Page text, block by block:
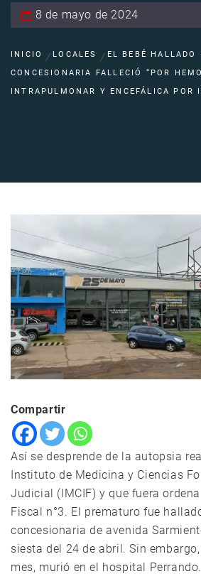
8 de mayo de 2024
INICIO LOCALES
EL BEBÉ HALLADO
CONCESIONARIA FALLECIÓ “POR
INTRAPULMONAR Y ENCEFÁLICA POR
Compartir
Así se desprende de la autopsia
Instituto de Medicina y Ciencias
Judicial (IMCIF) y que fuera
Fiscal n°3. El prematuro fue
concesionaria de avenida
siesta del 24 de abril. Sin
mes, murió en el hospital Perrando.